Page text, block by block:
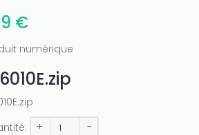
€
numérique
+ -